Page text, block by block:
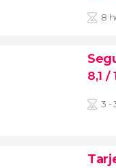
8
8,1 /
3 -